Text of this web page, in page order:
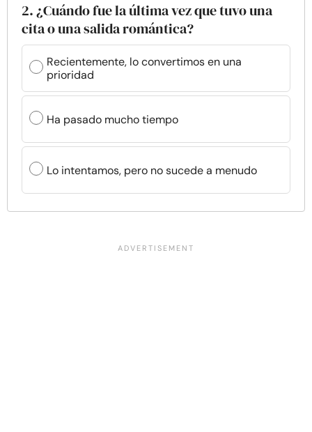
2. ¿Cuándo fue la última vez que tuvo una
cita o una salida romántica?
Recientemente, lo convertimos en una
prioridad
Ha pasado mucho tiempo
Lo intentamos, pero no sucede a menudo